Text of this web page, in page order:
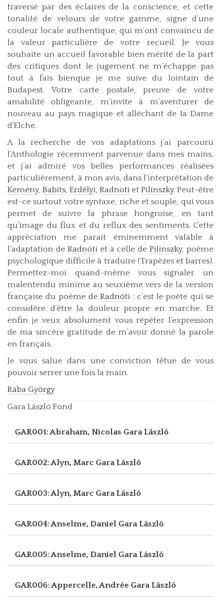
traversé par des éclaires de la conscience, et cette
tonalité de velours de votre gamme, signe d’une
couleur locale authentique, qui m’ont convaincu de
la valeur particulière de votre recueil. Je vous
souhaite un accueil favorable bien mérité de la part
des critiques dont le jugement ne m’échappe pas
tout à fais bienque je me suive du lointain de
Budapest. Votre carte postale, preuve de votre
amabilité obligeante, m’invite à m’aventurer de
nouveau au pays magique et alléchant de la Dame
d’Elche.
A la recherche de vos adaptations j’ai parcouru
l’Anthologie récemment parvenue dans mes mains,
et j’ai admiré vos belles performances réalisées
particulièrement, à mon avis, dans l’interprétation de
Kemény, Babits, Erdélyi, Radnoti et Pilinszky. Peut-être
est-ce surtout votre syntaxe, riche et souple, qui vous
permet de suivre la phrase hongroise, en tant
qu’image du flux et du reflux des sentiments. Cette
appréciation me parait éminemment valable à
l’adaptation de Radnóti et à celle de Pilinszky, poème
psychologique difficile à traduire (Trapèzes et barres).
Permettez-moi quand-même vous signaler un
malentendu minime au seuxième vers de la version
française du poème deRadnóti : c’est le poète qui se
considère d’être la douleur propre en marche. Et
enfin je veux absolument vous répéter l’expression
de ma sincère gratitude de m’avoir donné la parole
en français.
Je vous salue dans une conviction têtue de vous
pouvoir serrer une fois la main.
Rába György
Gara László Fond
GAR001: Abraham, Nicolas Gara László
GAR002: Alyn, Marc Gara László
GAR003: Alyn, Marc Gara László
GAR004: Anselme, Daniel Gara László
GAR005: Anselme, Daniel Gara László
GAR006: Appercelle, Andrée Gara László